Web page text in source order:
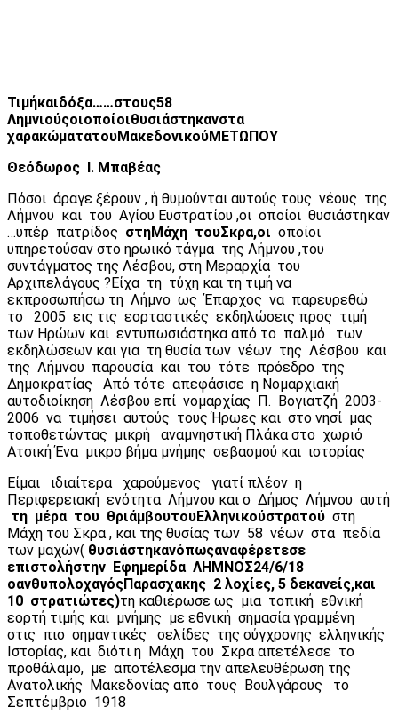
Τιμήκαιδόξα……στους58
Λημνιούςοιοποίοιθυσιάστηκανστα
χαρακώματατουΜακεδονικούΜΕΤΩΠΟΥ
Θεόδωρος Ι. Μπαβέας
Πόσοι άραγε ξέρουν , ή θυμούνται αυτούς τους νέους της
Λήμνου και του Αγίου Ευστρατίου ,οι οποίοι θυσιάστηκαν
…υπέρ πατρίδος στηΜάχη τουΣκρα,οι οποίοι
υπηρετούσαν στο ηρωικό τάγμα της Λήμνου ,του
συντάγματος της Λέσβου, στη Μεραρχία του
Αρχιπελάγους ?Είχα τη τύχη και τη τιμή να
εκπροσωπήσω τη Λήμνο ως Έπαρχος να παρευρεθώ
το 2005 εις τις εορταστικές εκδηλώσεις προς τιμή
των Ηρώων και εντυπωσιάστηκα από το παλμό των
εκδηλώσεων και για τη θυσία των νέων της Λέσβου και
της Λήμνου παρουσία και του τότε πρόεδρο της
Δημοκρατίας Από τότε απεφάσισε η Νομαρχιακή
αυτοδιοίκηση Λέσβου επί νομαρχίας Π. Βογιατζή 2003-
2006 να τιμήσει αυτούς τους Ήρωες και στο νησί μας
τοποθετώντας μικρή αναμνηστική Πλάκα στο χωριό
Ατσική Ένα μικρο βήμα μνήμης σεβασμού και ιστορίας
Είμαι ιδιαίτερα χαρούμενος γιατί πλέον η
Περιφερειακή ενότητα Λήμνου και ο Δήμος Λήμνου αυτή
τη μέρα του θριάμβουτουΕλληνικούστρατού στη
Μάχη του Σκρα , και της θυσίας των 58 νέων στα πεδία
των μαχών( θυσιάστηκανόπωςαναφέρετεσε
επιστολήστην Εφημερίδα ΛΗΜΝΟΣ24/6/18
οανθυπολοχαγόςΠαρασχακης 2 λοχίες, 5 δεκανείς,και
10 στρατιώτες)τη καθιέρωσε ως μια τοπική εθνική
εορτή τιμής και μνήμης με εθνική σημασία γραμμένη
στις πιο σημαντικές σελίδες της σύγχρονης ελληνικής
Ιστορίας, και διότι η Μάχη του Σκρα απετέλεσε το
προθάλαμο, με αποτέλεσμα την απελευθέρωση της
Ανατολικής Μακεδονίας από τους Βουλγάρους το
Σεπτέμβριο 1918